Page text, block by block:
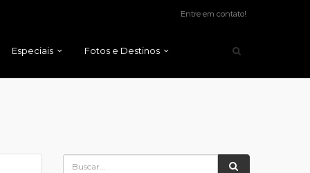
Entre em contato!
Especiais Fotos e Destinos